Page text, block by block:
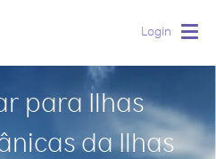
Login
para Ilhas
da Ilhas